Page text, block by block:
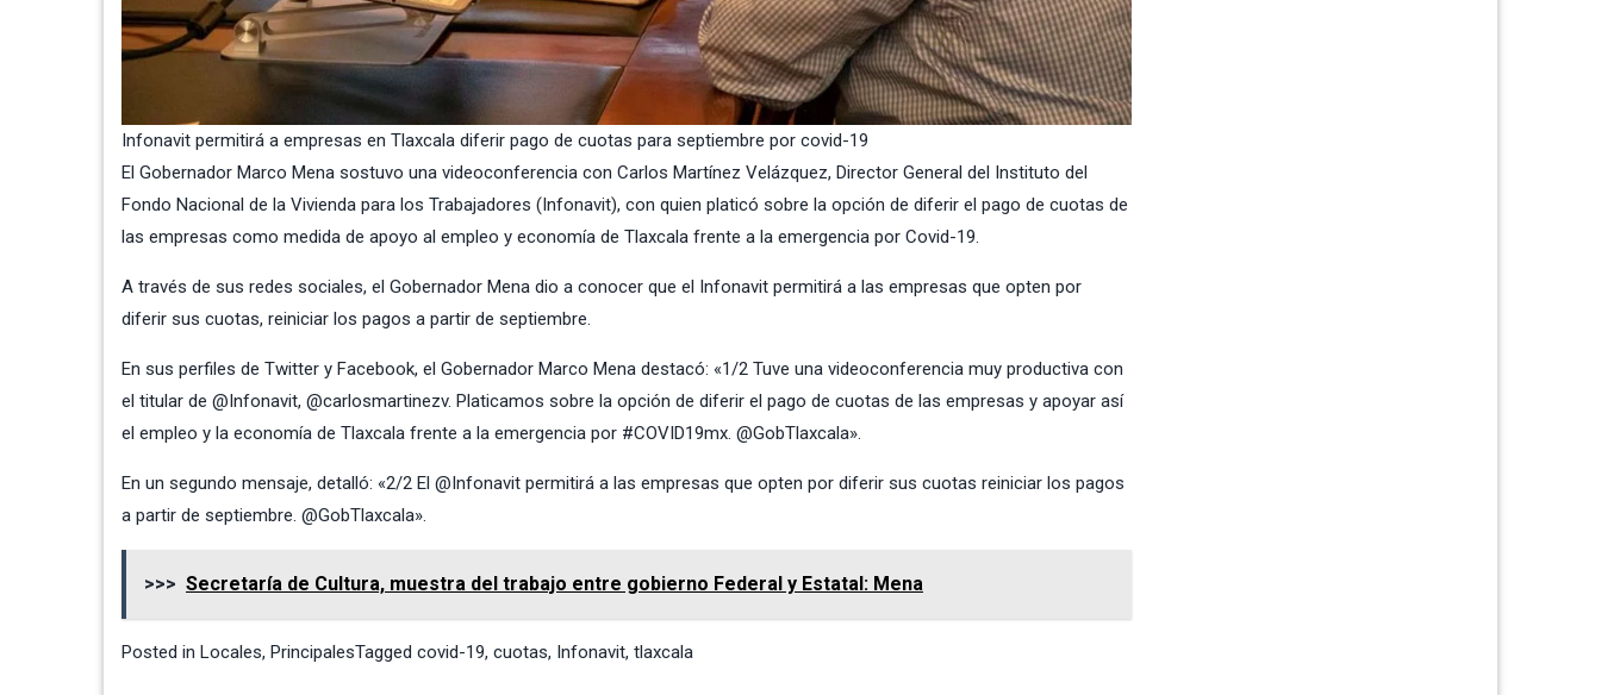
Infonavit permitirá a empresas en Tlaxcala diferir pago de cuotas para septiembre por covid-19
El Gobernador Marco Mena sostuvo una videoconferencia con Carlos Martínez Velázquez, Director General del Instituto del
Fondo Nacional de la Vivienda para los Trabajadores (Infonavit), con quien platicó sobre la opción de diferir el pago de cuotas de
las empresas como medida de apoyo al empleo y economía de Tlaxcala frente a la emergencia por Covid-19.
A través de sus redes sociales, el Gobernador Mena dio a conocer que el Infonavit permitirá a las empresas que opten por
diferir sus cuotas, reiniciar los pagos a partir de septiembre.
En sus perfiles de Twitter y Facebook, el Gobernador Marco Mena destacó: «1/2 Tuve una videoconferencia muy productiva con
el titular de @Infonavit, @carlosmartinezv. Platicamos sobre la opción de diferir el pago de cuotas de las empresas y apoyar así
el empleo y la economía de Tlaxcala frente a la emergencia por #COVID19mx. @GobTlaxcala».
En un segundo mensaje, detalló: «2/2 El @Infonavit permitirá a las empresas que opten por diferir sus cuotas reiniciar los pagos
a partir de septiembre. @GobTlaxcala».
>>> Secretaría de Cultura, muestra del trabajo entre gobierno Federal y Estatal: Mena
Posted in Locales, PrincipalesTagged covid-19, cuotas, Infonavit, tlaxcala